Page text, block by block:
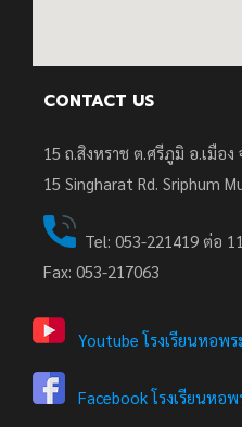
CONTACT US
15 ถ.สิงหราช ต.ศรีภูมิ อ.เมือง
15 Singharat Rd. Sriphum
Tel: 053-221419 ต่อ 11
Fax: 053-217063
Youtube โรงเรียนหอพร
Facebook โรงเรียนหอ